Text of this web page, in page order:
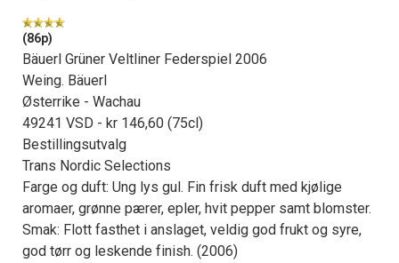
(86p)
Bäuerl Grüner Veltliner Federspiel 2006
Weing. Bäuerl
Østerrike - Wachau
49241 VSD - kr 146,60 (75cl)
Bestillingsutvalg
Trans Nordic Selections
Farge og duft: Ung lys gul. Fin frisk duft med kjølige
aromaer, grønne pærer, epler, hvit pepper samt blomster.
Smak: Flott fasthet i anslaget, veldig god frukt og syre,
god tørr og leskende finish. (2006)